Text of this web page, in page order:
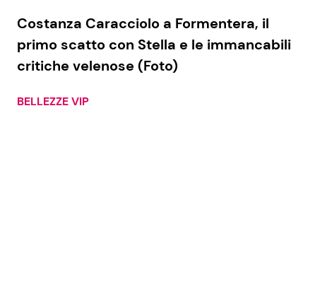
Costanza Caracciolo a Formentera, il
primo scatto con Stella e le immancabili
critiche velenose (Foto)
BELLEZZE VIP